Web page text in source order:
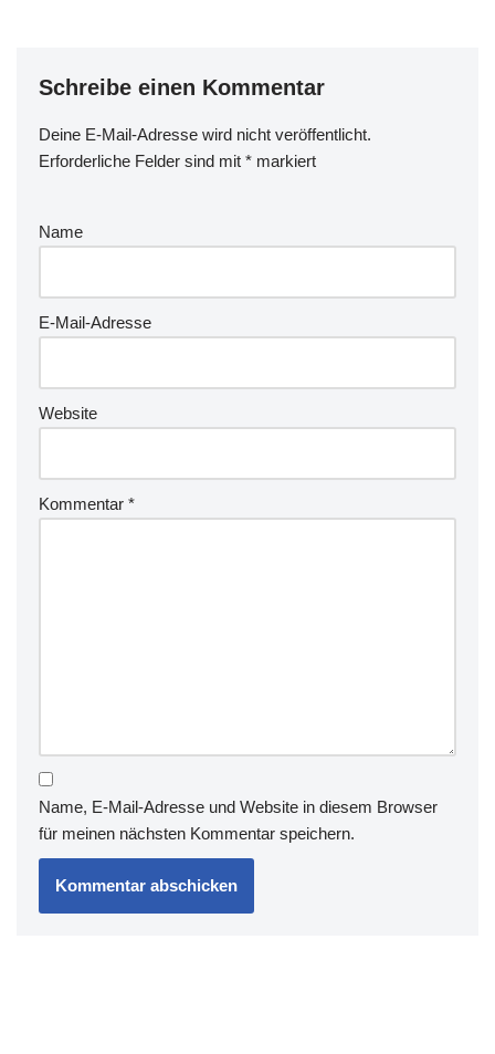
Schreibe einen Kommentar
Deine E-Mail-Adresse wird nicht veröffentlicht.
Erforderliche Felder sind mit * markiert
Name
E-Mail-Adresse
Website
Kommentar *
Name, E-Mail-Adresse und Website in diesem Browser
für meinen nächsten Kommentar speichern.